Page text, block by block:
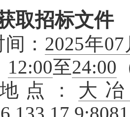
取招标文件
： 2025年
12:00至24:00
点： 大